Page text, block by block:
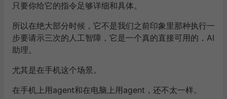
只要你给它的指令足够详细和具体。
所以在绝大部分时候，它不是我们之前印象里那种执行一
步要请示三次的人工智障，它是一个真的直接可用的，AI
助理。
尤其是在手机这个场景。
在手机上用agent和在电脑上用agent，还不太一样。